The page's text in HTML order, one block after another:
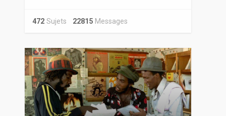
472Sujets 22815Messages